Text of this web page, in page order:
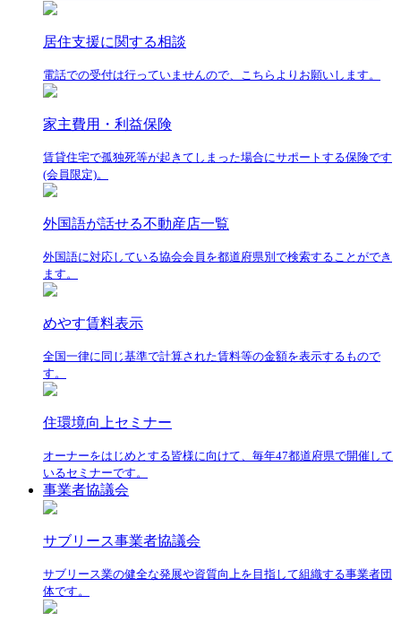
居住支援に関する相談
電話での受付は行っていませんので、こちらよりお願いします。
家主費用・利益保険
賃貸住宅で孤独死等が起きてしまった場合にサポートする保険です
(会員限定)。
外国語が話せる不動産店一覧
外国語に対応している協会会員を都道府県別で検索することができ
ます。
めやす賃料表示
全国一律に同じ基準で計算された賃料等の金額を表示するもので
す。
住環境向上セミナー
オーナーをはじめとする皆様に向けて、毎年47都道府県で開催して
いるセミナーです。
事業者協議会
サブリース事業者協議会
サブリース業の健全な発展や資質向上を目指して組織する事業者団
体です。